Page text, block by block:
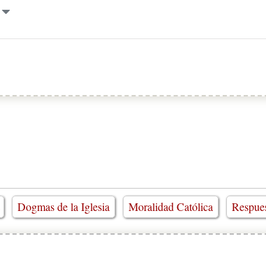
Dogmas de la Iglesia Moralidad Católica